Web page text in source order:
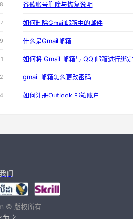
谷歌账号删除与恢复说明
如何删除Gmail邮箱中的邮件
什么是Gmail邮箱
如何将 Gmail 邮箱与 QQ 邮箱进行绑定
gmail 邮箱怎么更改密码
如何注册Outlook 邮箱账户
们
© 版权所有